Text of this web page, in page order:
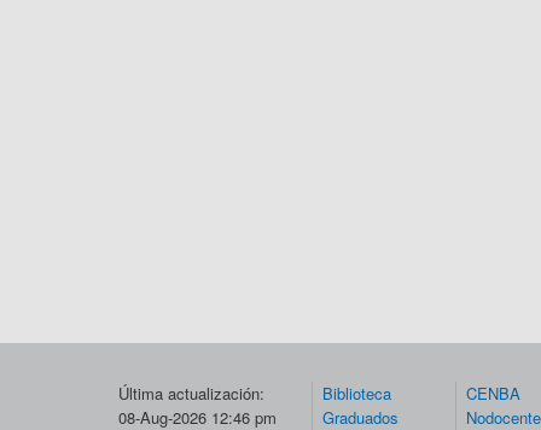
Última actualización:
08-Aug-2026 12:46 pm
Biblioteca
Graduados
CENBA